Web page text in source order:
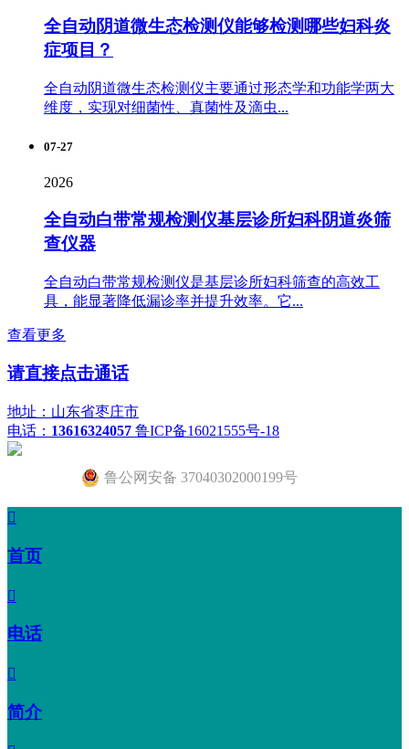
全自动阴道微生态检测仪能够检测哪些妇科炎
症项目？
全自动阴道微生态检测仪主要通过形态学和功能学两大
维度，实现对细菌性、真菌性及滴虫...
07-27
2026
全自动白带常规检测仪基层诊所妇科阴道炎筛
查仪器
全自动白带常规检测仪是基层诊所妇科筛查的高效工
具，能显著降低漏诊率并提升效率。它...
查看更多
请直接点击通话
地址：山东省枣庄市
电话： 13616324057 鲁ICP备16021555号-18
鲁公网安备 37040302000199号

首页

电话

简介